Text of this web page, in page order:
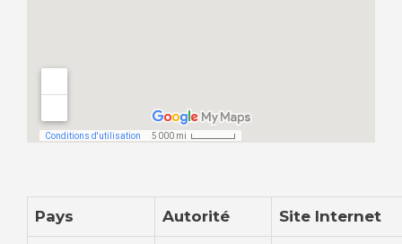
Pays Autorité Site Internet